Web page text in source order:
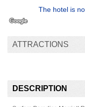
The hotel is
ATTRACTIONS
DESCRIPTION